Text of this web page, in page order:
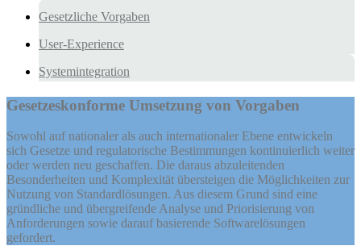
Gesetzliche Vorgaben
User-Experience
Systemintegration
Gesetzeskonforme Umsetzung von Vorgaben
Sowohl auf nationaler als auch internationaler Ebene entwickeln
sich Gesetze und regulatorische Bestimmungen kontinuierlich weiter
oder werden neu geschaffen. Die daraus abzuleitenden
Besonderheiten und Komplexität übersteigen die Möglichkeiten zur
Nutzung von Standardlösungen. Aus diesem Grund sind eine
gründliche und übergreifende Analyse und Priorisierung von
Anforderungen sowie darauf basierende Softwarelösungen
gefordert.